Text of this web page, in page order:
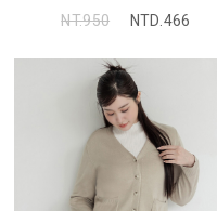
NT.950
NTD.466